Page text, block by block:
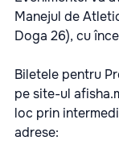
Manejul de
Doga 26), cu
Biletele pentru
pe site-ul
loc prin
adrese: